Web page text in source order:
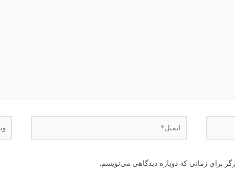
برای زمانی که دوباره دیدگاهی می‌نویسم.